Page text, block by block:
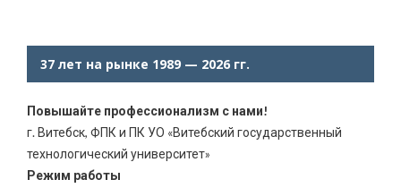
37 лет на рынке 1989 — 2026 гг.
Повышайте профессионализм с нами!
г. Витебск, ФПК и ПК УО «Витебский государственный
технологический университет»
Режим работы